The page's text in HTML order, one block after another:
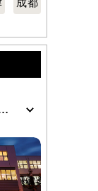
成都
后服务点电话是多少？